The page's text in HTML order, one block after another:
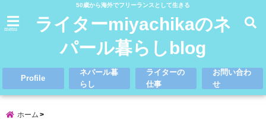
50歳から海外でフリーランスとして生きる
menu
ライターmiyachikaのネ
パール暮らしblog
Profile
ネパール暮
らし
ライターの
仕事
お問い合わ
せ
ホーム